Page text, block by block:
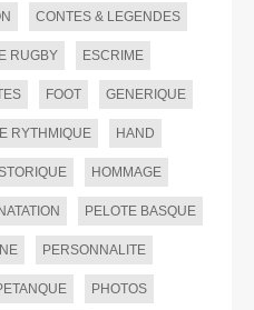
CONTES & LEGENDES
RUGBY ESCRIME
FOOT GENERIQUE
RYTHMIQUE HAND
HOMMAGE
PELOTE BASQUE
PERSONNALITE
PHOTOS